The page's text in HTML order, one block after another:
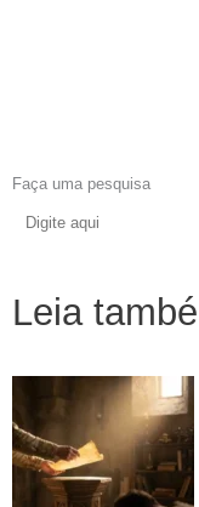
Faça uma pesquisa
Leia